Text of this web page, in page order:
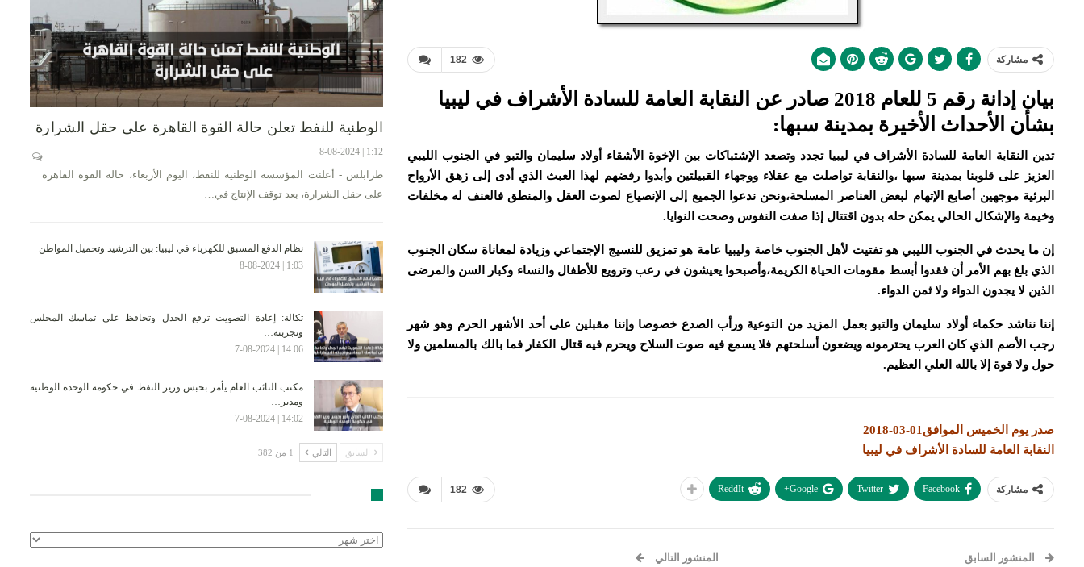
182 مشاركة
بيان إدانة رقم 5 للعام 2018 صادر عن النقابة العامة للسادة الأشراف في ليبيا
بشأن الأحداث الأخيرة بمدينة سبها:
تدين النقابة العامة للسادة الأشراف في ليبيا تجدد وتصعد الإشتباكات بين الإخوة الأشقاء أولاد سليمان والتبو في الجنوب الليبي
العزيز على قلوبنا بمدينة سبها ،والنقابة تواصلت مع عقلاء ووجهاء القبيلتين وأبدوا رفضهم لهذا العبث الذي أدى إلى زهق الأرواح
البرئية موجهين أصابع الإتهام لبعض العناصر المسلحة،ونحن ندعوا الجميع إلى الإنصياع لصوت العقل والمنطق فالعنف له مخلفات
وخيمة والإشكال الحالي يمكن حله بدون اقتتال إذا صفت النفوس وصحت النوايا.
إن ما يحدث في الجنوب الليبي هو تفتيت لأهل الجنوب خاصة وليبيا عامة هو تمزيق للنسيج الإجتماعي وزيادة لمعاناة سكان الجنوب
الذي بلغ بهم الأمر أن فقدوا أبسط مقومات الحياة الكريمة،وأصبحوا يعيشون في رعب وترويع للأطفال والنساء وكبار السن والمرضى
الذين لا يجدون الدواء ولا ثمن الدواء.
إننا نناشد حكماء أولاد سليمان والتبو بعمل المزيد من التوعية ورأب الصدع خصوصا وإننا مقبلين على أحد الأشهر الحرم وهو شهر
رجب الأصم الذي كان العرب يحترمونه ويضعون أسلحتهم فلا يسمع فيه صوت السلاح ويحرم فيه قتال الكفار فما بالك بالمسلمين ولا
حول ولا قوة إلا بالله العلي العظيم.
صدر يوم الخميس الموافق01-03-2018
النقابة العامة للسادة الأشراف في ليبيا
182 مشاركة Facebook
Twitter
Google+
ReddIt
المنشور السابق المنشور التالي
الوطنية للنفط تعلن حالة القوة القاهرة على حقل الشرارة
1:12 | 8-08-2024
طرابلس - أعلنت المؤسسة الوطنية للنفط، اليوم الأربعاء، حالة القوة القاهرة
على حقل الشرارة، بعد توقف الإنتاج في…
نظام الدفع المسبق للكهرباء في ليبيا: بين الترشيد وتحميل المواطن
1:03 | 8-08-2024
تكالة: إعادة التصويت ترفع الجدل وتحافظ على تماسك المجلس
وتجربته…
14:06 | 7-08-2024
مكتب النائب العام يأمر بحبس وزير النفط في حكومة الوحدة الوطنية
ومدير…
14:02 | 7-08-2024
السابق التالي 1 من 382
الأرشيف